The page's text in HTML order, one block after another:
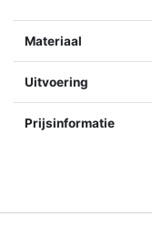
Materiaal
Uitvoering
Prijsinformatie